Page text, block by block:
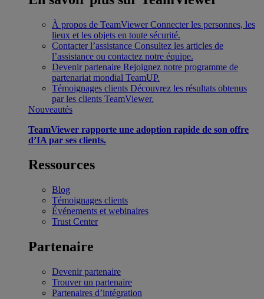
À propos de TeamViewer Connecter les personnes, les
lieux et les objets en toute sécurité.
Contacter l’assistance Consultez les articles de
l’assistance ou contactez notre équipe.
Devenir partenaire Rejoignez notre programme de
partenariat mondial TeamUP.
Témoignages clients Découvrez les résultats obtenus
par les clients TeamViewer.
Nouveautés
TeamViewer rapporte une adoption rapide de son offre
d’IA par ses clients.
Ressources
Blog
Témoignages clients
Événements et webinaires
Trust Center
Partenaire
Devenir partenaire
Trouver un partenaire
Partenaires d’intégration